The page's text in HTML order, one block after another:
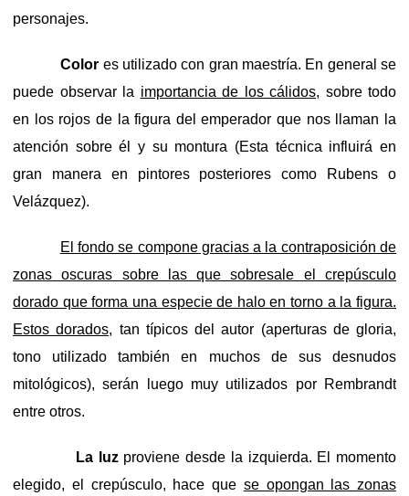
personajes.
Color es utilizado con gran maestría. En general se
puede observar la importancia de los cálidos, sobre todo
en los rojos de la figura del emperador que nos llaman la
atención sobre él y su montura (Esta técnica influirá en
gran manera en pintores posteriores como Rubens o
Velázquez).
El fondo se compone gracias a la contraposición de
zonas oscuras sobre las que sobresale el crepúsculo
dorado que forma una especie de halo en torno a la figura.
Estos dorados, tan típicos del autor (aperturas de gloria,
tono utilizado también en muchos de sus desnudos
mitológicos), serán luego muy utilizados por Rembrandt
entre otros.
La luzproviene desde la izquierda. El momento
elegido, el crepúsculo, hace que se opongan las zonas